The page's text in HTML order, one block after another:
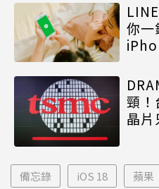
你一
頸
晶片
備忘錄 iOS 18 蘋果